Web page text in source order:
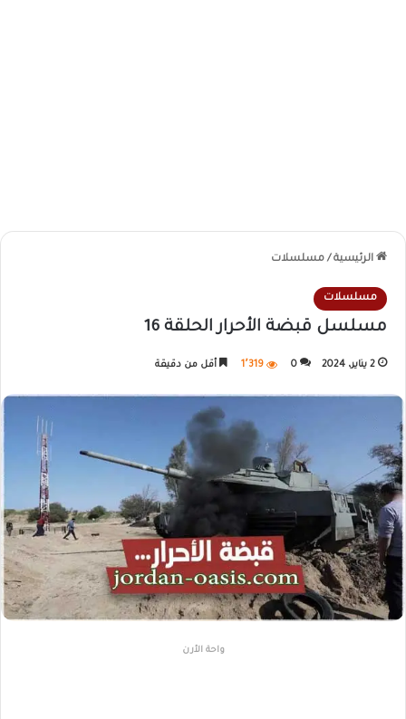
الرئيسية / مسلسلات
مسلسلات
مسلسل قبضة الأحرار الحلقة 16
2 يناير، 2024 0 1٬319 أقل من دقيقة
واحة الأرن